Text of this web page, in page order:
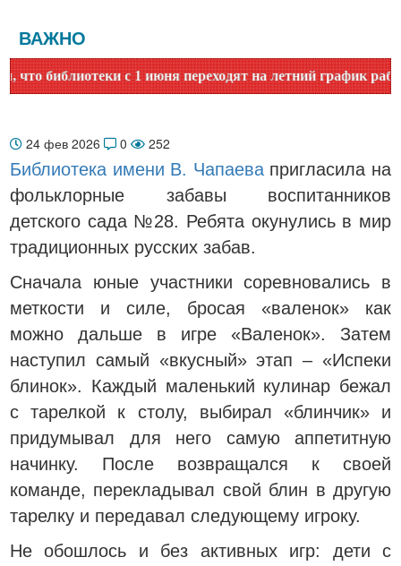
ВАЖНО
с 1 июня переходят на летний график
24 фев 2026 0 252
Библиотека имени В. Чапаевапригласила на
фольклорные забавы воспитанников
детского сада №28. Ребята окунулись в мир
традиционных русских забав.
Сначала юные участники соревновались в
меткости и силе, бросая «валенок» как
можно дальше в игре «Валенок». Затем
наступил самый «вкусный» этап – «Испеки
блинок». Каждый маленький кулинар бежал
с тарелкой к столу, выбирал «блинчик» и
придумывал для него самую аппетитную
начинку. После возвращался к своей
команде, перекладывал свой блин в другую
тарелку и передавал следующему игроку.
Не обошлось и без активных игр: дети с